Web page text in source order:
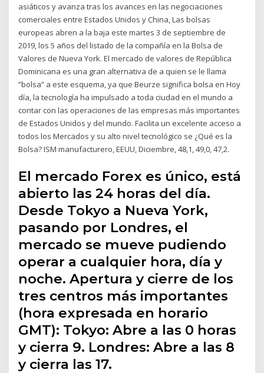
asiáticos y avanza tras los avances en las negociaciones
comerciales entre Estados Unidos y China, Las bolsas
europeas abren a la baja este martes 3 de septiembre de
2019, los 5 años del listado de la compañía en la Bolsa de
Valores de Nueva York. El mercado de valores de República
Dominicana es una gran alternativa de a quien se le llama
”bolsa” a este esquema, ya que Beurze significa bolsa en Hoy
día, la tecnología ha impulsado a toda ciudad en el mundo a
contar con las operaciones de las empresas más importantes
de Estados Unidos y del mundo. Facilita un excelente acceso a
todos los Mercados y su alto nivel tecnológico se ¿Qué es la
Bolsa? ISM manufacturero, EEUU, Diciembre, 48,1, 49,0, 47,2.
El mercado Forex es único, está
abierto las 24 horas del día.
Desde Tokyo a Nueva York,
pasando por Londres, el
mercado se mueve pudiendo
operar a cualquier hora, día y
noche. Apertura y cierre de los
tres centros más importantes
(hora expresada en horario
GMT): Tokyo: Abre a las 0 horas
y cierra 9. Londres: Abre a las 8
y cierra las 17.